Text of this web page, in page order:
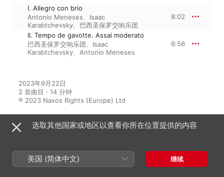
I. Allegro con brio
Antonio Meneses
Isaac
Karabtchevsky
巴西圣保罗交响乐团
8:02
II. Tempo de gavotte. Assai moderato
巴西圣保罗交响乐团
Isaac
Karabtchevsky
Antonio Meneses
6:56
2023年9月22日
2 首曲目 · 14 分钟
℗ 2023 Naxos Rights (Europe) Ltd
Villa-Lobos: Cello Concertos
选取其他国家或地区以查看你所在位置提供的内容
美国 (简体中文) 继续